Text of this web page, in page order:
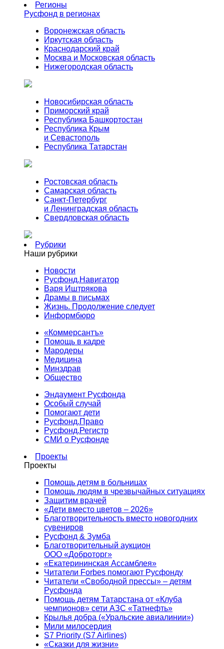
Регионы
Русфонд в регионах
Воронежская область
Иркутская область
Краснодарский край
Москва и Московская область
Нижегородская область
Новосибирская область
Приморский край
Республика Башкортостан
Республика Крым
и Севастополь
Республика Татарстан
Ростовская область
Самарская область
Санкт-Петербург
и Ленинградская область
Свердловская область
Рубрики
Наши рубрики
Новости
Русфонд.Навигатор
Варя Иштрякова
Драмы в письмах
Жизнь. Продолжение следует
Информбюро
«Коммерсантъ»
Помощь в кадре
Мародеры
Медицина
Минздрав
Общество
Эндаумент Русфонда
Особый случай
Помогают дети
Русфонд.Право
Русфонд.Регистр
СМИ о Русфонде
Проекты
Проекты
Помощь детям в больницах
Помощь людям в чрезвычайных ситуациях
Защитим врачей
«Дети вместо цветов – 2026»
Благотворительность вместо новогодних
сувениров
Русфонд & Зумба
Благотворительный аукцион
ООО «Доброторг»
«Екатерининская Ассамблея»
Читатели Forbes помогают Русфонду
Читатели «Свободной прессы» – детям
Русфонда
Помощь детям Татарстана от «Клуба
чемпионов» сети АЗС «Татнефть»
Крылья добра («Уральские авиалинии»)
Мили милосердия
S7 Priority (S7 Airlines)
«Сказки для жизни»